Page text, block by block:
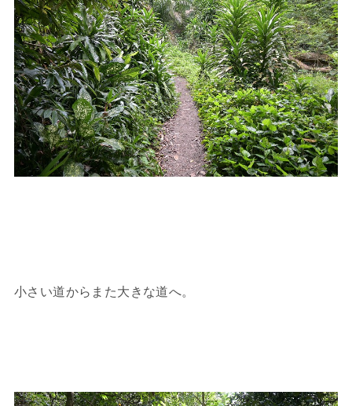
小さい道からまた大きな道へ。